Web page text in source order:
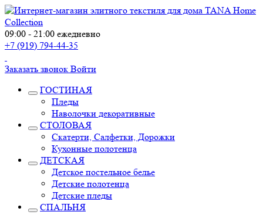
09:00 - 21:00 ежедневно
+7 (919) 794-44-35
Заказать звонок Войти
ГОСТИНАЯ
Пледы
Наволочки декоративные
СТОЛОВАЯ
Скатерти, Салфетки, Дорожки
Кухонные полотенца
ДЕТСКАЯ
Детское постельное белье
Детские полотенца
Детские пледы
СПАЛЬНЯ